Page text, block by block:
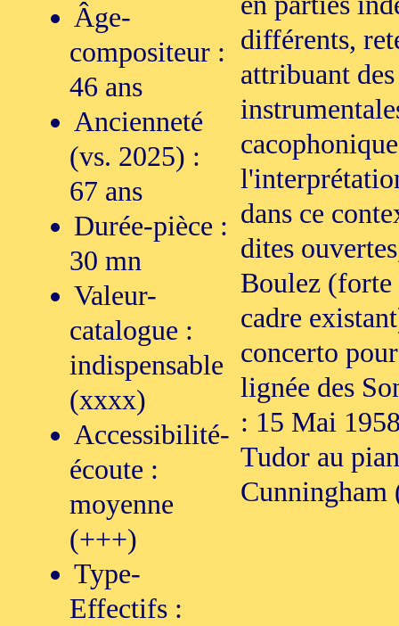
Âge-
compositeur :
46 ans
Ancienneté
(vs. 2025) :
67 ans
Durée-pièce :
30 mn
Valeur-
catalogue :
indispensable
(xxxx)
Accessibilité-
écoute :
moyenne
(+++)
Type-
Effectifs :
différents,
attribuant
dans ce
dites
Boulez (forte
cadre
concerto
lignée des
: 15 Mai
Tudor au